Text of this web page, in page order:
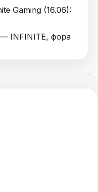
Gaming (16.06):
— INFINITE, фора